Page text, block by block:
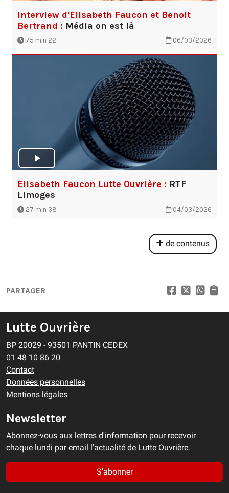
interview d'Elisabeth Faucon et Benoit
Bertrand : Média on est là
75 min 22 06/03/2026
Elisabeth Faucon Lutte 0uvrière : RTF
Limoges
27 min 38 04/03/2026
de contenus
PARTAGER
Lutte Ouvrière
BP 20029 - 93501 PANTIN CEDEX
01 48 10 86 20
Contact
Données personnelles
Mentions légales
Newsletter
Abonnez-vous aux lettres d'information pour recevoir
chaque lundi par email l'actualité de Lutte Ouvrière.
S'abonner